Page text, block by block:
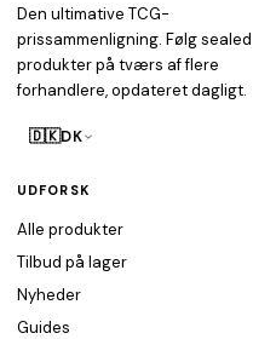
Den ultimative TCG-
prissammenligning. Følg sealed
produkter på tværs af flere
forhandlere, opdateret dagligt.
🇩🇰DK
UDFORSK
Alle produkter
Tilbud på lager
Nyheder
Guides